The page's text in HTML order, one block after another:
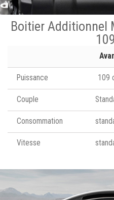
Boitier Additionnel
Puissance 109
Couple
Consommation
Vitesse